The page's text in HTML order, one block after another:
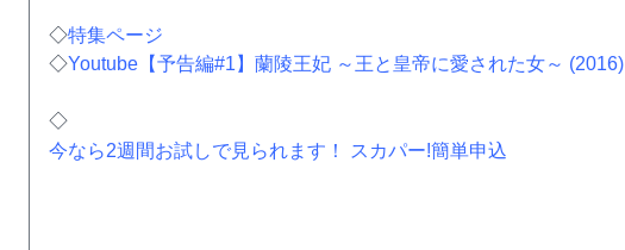
◇特集ページ
◇Youtube【予告編#1】蘭陵王妃 ～王と皇帝に愛された女～ (2016)
◇
今なら2週間お試しで見られます！ スカパー!簡単申込